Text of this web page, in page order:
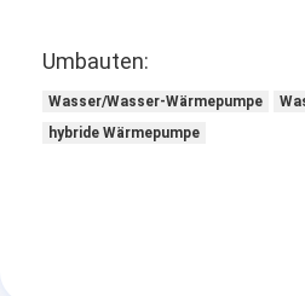
Schlamm-Pumpen-Teile
Umbauten:
Wasser/Wasser-Wärmepumpe
hybride Wärmepumpe